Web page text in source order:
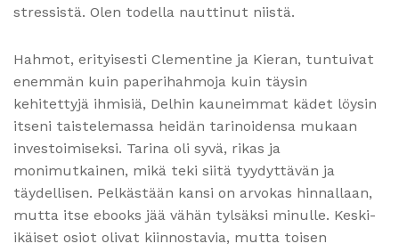
stressistä. Olen todella nauttinut niistä.
Hahmot, erityisesti Clementine ja Kieran, tuntuivat
enemmän kuin paperihahmoja kuin täysin
kehitettyjä ihmisiä, Delhin kauneimmat kädet löysin
itseni taistelemassa heidän tarinoidensa mukaan
investoimiseksi. Tarina oli syvä, rikas ja
monimutkainen, mikä teki siitä tyydyttävän ja
täydellisen. Pelkästään kansi on arvokas hinnallaan,
mutta itse ebooks jää vähän tylsäksi minulle. Keski-
ikäiset osiot olivat kiinnostavia, mutta toisen